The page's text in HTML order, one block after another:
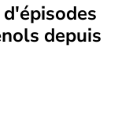
depuis